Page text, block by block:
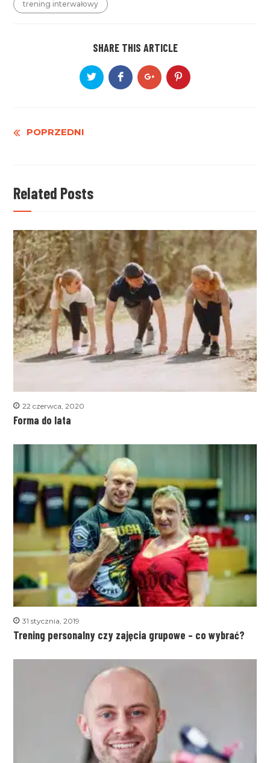
trening interwałowy
SHARE THIS ARTICLE
Czytaj
POPRZEDNI
Related Posts
22 czerwca, 2020
Forma do lata
31 stycznia, 2019
Trening personalny czy zajęcia grupowe – co wybrać?